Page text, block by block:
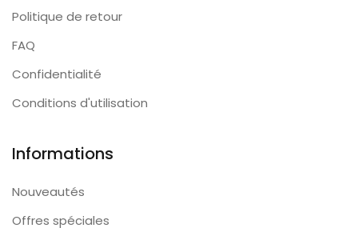
Politique de retour
FAQ
Confidentialité
Conditions d'utilisation
Informations
Nouveautés
Offres spéciales